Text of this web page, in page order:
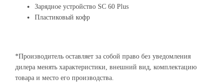
Зарядное устройство SC 60 Plus
Пластиковый кофр
*Производитель оставляет за собой право без уведомления
дилера менять характеристики, внешний вид, комплектацию
товара и место его производства.